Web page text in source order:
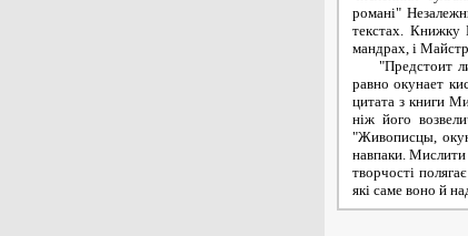
романі"
текстах. Книжку
мандрах, і
"Предстоит ли
равно окунает
цитата з книги
ніж його
"Живописцы,
навпаки. Мислити
творчості
які саме воно й